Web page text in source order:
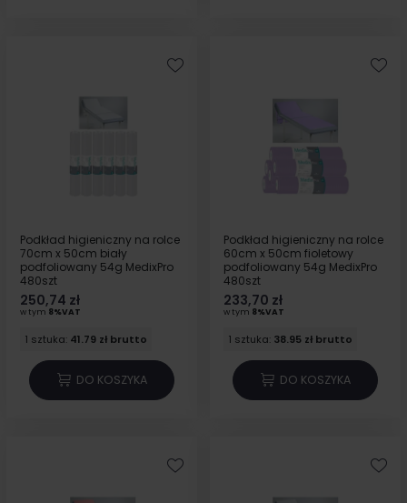
Podkład higieniczny na rolce
70cm x 50cm biały
podfoliowany 54g MedixPro
480szt
250,74 zł
w tym 8%VAT
1 sztuka: 41.79 zł brutto
DO KOSZYKA
Podkład higieniczny na rolce
60cm x 50cm fioletowy
podfoliowany 54g MedixPro
480szt
233,70 zł
w tym 8%VAT
1 sztuka: 38.95 zł brutto
DO KOSZYKA